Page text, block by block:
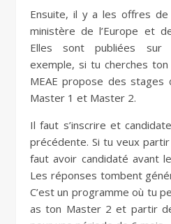
Ensuite, il y a les offres
ministère de l’Europe et
Elles sont publiées sur
exemple, si tu cherches
MEAE propose des
Master 1 et Master 2.
Il faut s’inscrire et
précédente. Si tu veux
faut avoir candidaté avant
Les réponses tombent
C’est un programme où tu
as ton Master 2 et partir